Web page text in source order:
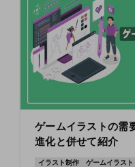
ゲームイラストの需
進化と併せて紹介
イラスト制作 ゲームイラスト